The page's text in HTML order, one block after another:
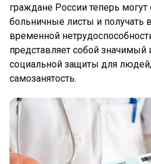
граждане России теперь
больничные листы и получать
временной
представляет собой
социальной защиты для
самозанятость.